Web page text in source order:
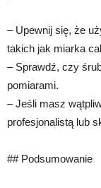
– Upewnij się, że
takich jak miarka
– Sprawdź, czy
pomiarami.
– Jeśli masz
profesjonalistą lub
## Podsumowanie